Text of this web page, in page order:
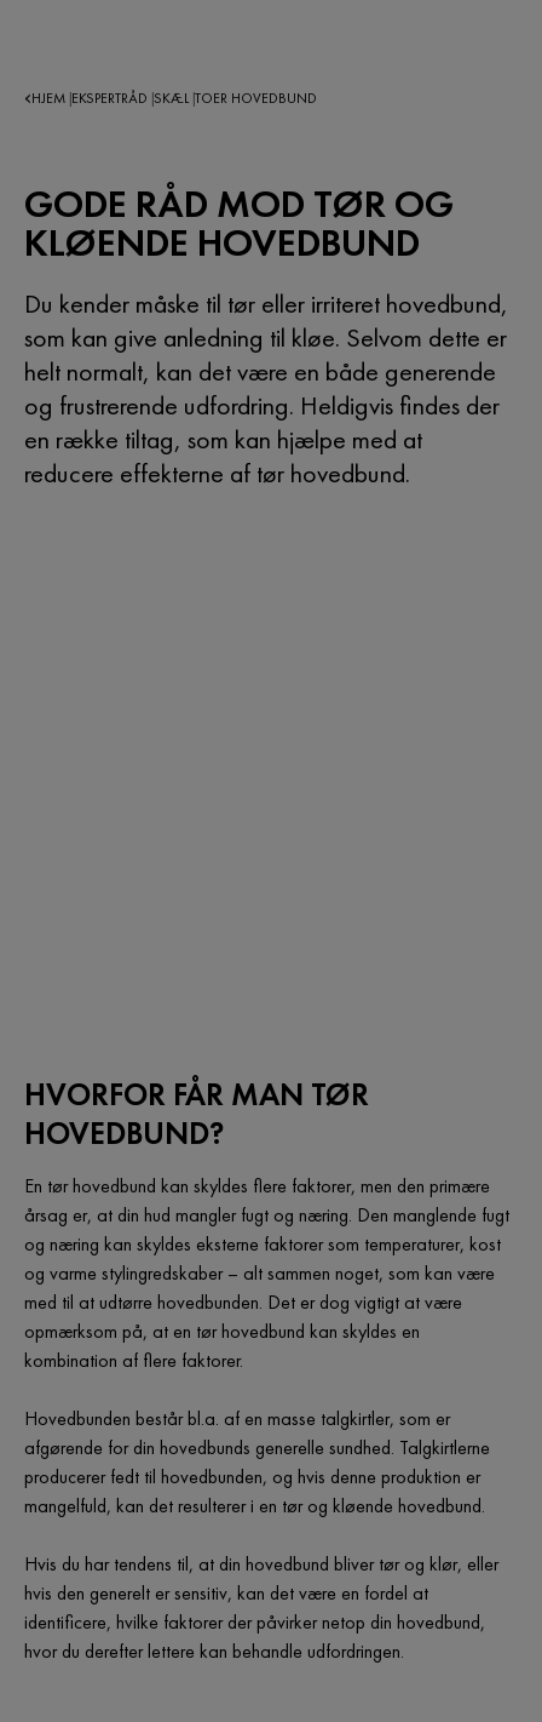
HJEM EKSPERTRÅD SKÆL TOER HOVEDBUND
GODE RÅD MOD TØR OG
KLØENDE HOVEDBUND
Du kender måske til tør eller irriteret hovedbund,
som kan give anledning til kløe. Selvom dette er
helt normalt, kan det være en både generende
og frustrerende udfordring. Heldigvis findes der
en række tiltag, som kan hjælpe med at
reducere effekterne af tør hovedbund.
HVORFOR FÅR MAN TØR
HOVEDBUND?
En tør hovedbund kan skyldes flere faktorer, men den primære
årsag er, at din hud mangler fugt og næring. Den manglende fugt
og næring kan skyldes eksterne faktorer som temperaturer, kost
og varme stylingredskaber – alt sammen noget, som kan være
med til at udtørre hovedbunden. Det er dog vigtigt at være
opmærksom på, at en tør hovedbund kan skyldes en
kombination af flere faktorer.
Hovedbunden består bl.a. af en masse talgkirtler, som er
afgørende for din hovedbunds generelle sundhed. Talgkirtlerne
producerer fedt til hovedbunden, og hvis denne produktion er
mangelfuld, kan det resulterer i en tør og kløende hovedbund.
Hvis du har tendens til, at din hovedbund bliver tør og klør, eller
hvis den generelt er sensitiv, kan det være en fordel at
identificere, hvilke faktorer der påvirker netop din hovedbund,
hvor du derefter lettere kan behandle udfordringen.